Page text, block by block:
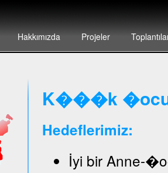
Hakkımızda Projeler
K���k
Hedeflerimiz:
İyi bir Anne-